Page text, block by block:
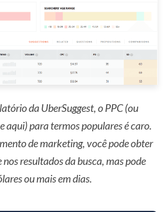
da UberSuggest, o PPC (ou
aqui) para termos populares é caro.
de marketing, você pode obter
resultados da busca, mas pode
ou mais em dias.